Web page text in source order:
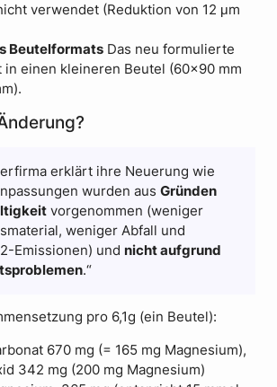
verwendet (Reduktion von 12 μm
Beutelformats Das neu formulierte
in einen kleineren Beutel (60×90 mm
erklärt ihre Neuerung wie
wurden aus Gründen
vorgenommen (weniger
weniger Abfall und
Emissionen) und nicht aufgrund
.“
pro 6,1g (ein Beutel):
670 mg (= 165 mg Magnesium),
342 mg (200 mg Magnesium)